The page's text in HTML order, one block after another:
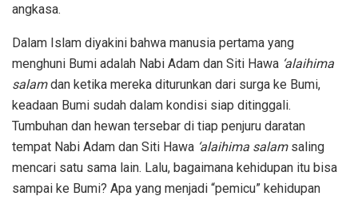
angkasa.
Dalam Islam diyakini bahwa manusia pertama yang
menghuni Bumi adalah Nabi Adam dan Siti Hawa ‘alaihima
salamdan ketika mereka diturunkan dari surga ke Bumi,
keadaan Bumi sudah dalam kondisi siap ditinggali.
Tumbuhan dan hewan tersebar di tiap penjuru daratan
tempat Nabi Adam dan Siti Hawa ‘alaihima salamsaling
mencari satu sama lain. Lalu, bagaimana kehidupan itu bisa
sampai ke Bumi? Apa yang menjadi “pemicu” kehidupan